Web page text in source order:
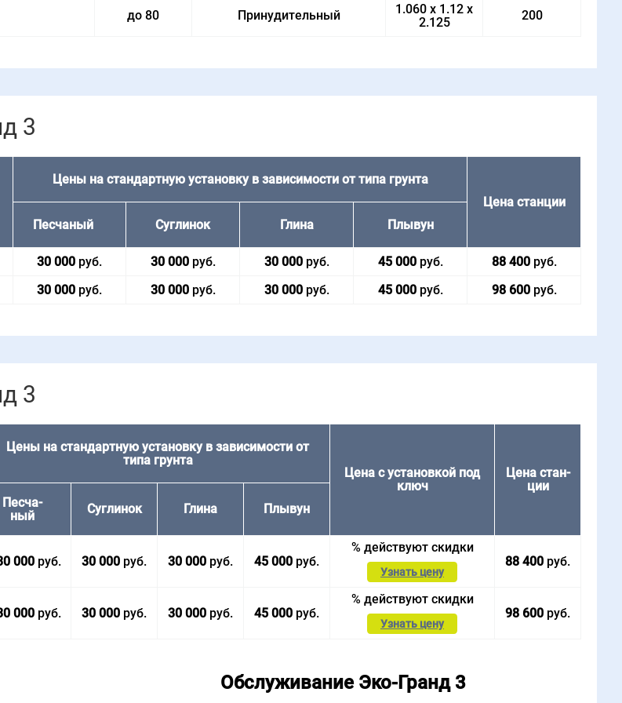
до 80 Принудительный
1.060 x 1.12 x
2.125
200
3
Цены на стандартную установку в зависимости от типа грунта
Цена стан­ции
Песча­ный
Сугли­нок Глина Плы­вун
30 000 руб. 30 000руб. 30 000руб. 45 000руб. 88 400руб.
30 000 руб. 30 000руб. 30 000руб. 45 000руб. 98 600руб.
3
Цены на стандартную установку в зависимости от
типа грунта
Цена с устано­вкой под
ключ
Цена стан­
ции
Песча­
ный
Сугли­нок Глина Плы­вун
000руб. 30 000 руб. 30 000 руб. 45 000 руб.
% действуют скидки
Узнать цену
88 400 руб.
000руб. 30 000 руб. 30 000 руб. 45 000 руб.
% действуют скидки
Узнать цену
98 600 руб.
Обслуживание Эко-Гранд 3